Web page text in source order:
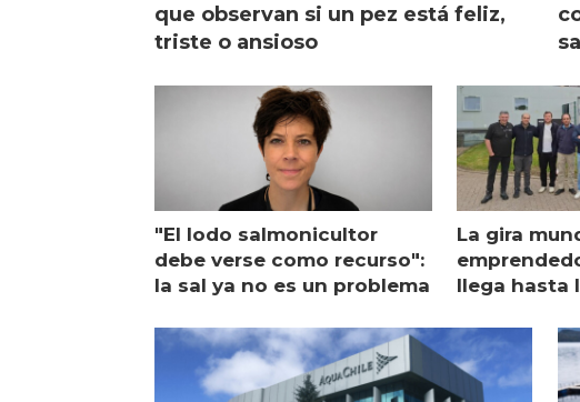
que observan si un pez está feliz,
triste o ansioso
"El lodo salmonicultor
debe verse como recurso":
la sal ya no es un problema
La gira
llega hasta
Escocia